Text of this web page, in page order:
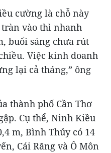
cường là chỗ này
vào thì nhanh
buổi sáng chưa rút
Việc kinh doanh
lại cả tháng,” ông
thành phố Cần Thơ
Cụ thể, Ninh Kiều
m, Bình Thủy có 14
Cái Răng và Ô Môn